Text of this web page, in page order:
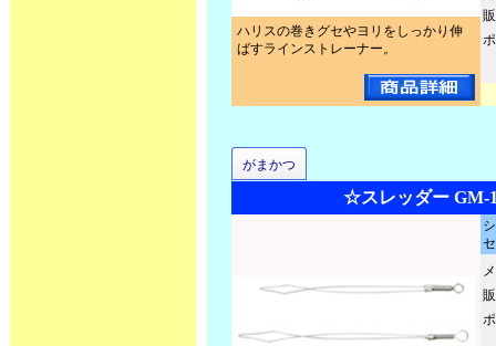
ハリスの巻きグセやヨリをしっかり伸
ばすラインストレーナー。
がまかつ
☆スレッダー GM-